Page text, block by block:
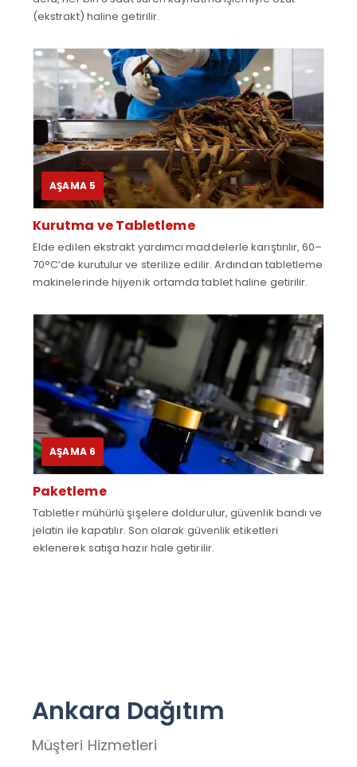
(ekstrakt) haline getirilir.
AŞAMA 5
Kurutma ve Tabletleme
Elde edilen ekstrakt yardımcı maddelerle karıştırılır, 60–
70°C’de kurutulur ve sterilize edilir. Ardından tabletleme
makinelerinde hijyenik ortamda tablet haline getirilir.
AŞAMA 6
Paketleme
Tabletler mühürlü şişelere doldurulur, güvenlik bandı ve
jelatin ile kapatılır. Son olarak güvenlik etiketleri
eklenerek satışa hazır hale getirilir.
Ankara Dağıtım
Müşteri Hizmetleri